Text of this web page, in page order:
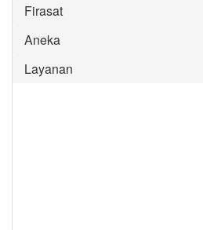
Firasat
Aneka
Layanan